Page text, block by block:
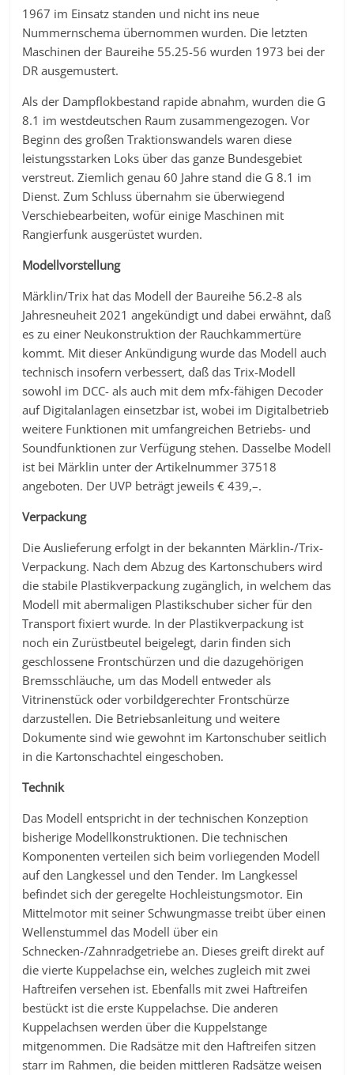
1967 im Einsatz standen und nicht ins neue
Nummernschema übernommen wurden. Die letzten
Maschinen der Baureihe 55.25-56 wurden 1973 bei der
DR ausgemustert.
Als der Dampflokbestand rapide abnahm, wurden die G
8.1 im westdeutschen Raum zusammengezogen. Vor
Beginn des großen Traktionswandels waren diese
leistungsstarken Loks über das ganze Bundesgebiet
verstreut. Ziemlich genau 60 Jahre stand die G 8.1 im
Dienst. Zum Schluss übernahm sie überwiegend
Verschiebearbeiten, wofür einige Maschinen mit
Rangierfunk ausgerüstet wurden.
Modellvorstellung
Märklin/Trix hat das Modell der Baureihe 56.2-8 als
Jahresneuheit 2021 angekündigt und dabei erwähnt, daß
es zu einer Neukonstruktion der Rauchkammertüre
kommt. Mit dieser Ankündigung wurde das Modell auch
technisch insofern verbessert, daß das Trix-Modell
sowohl im DCC- als auch mit dem mfx-fähigen Decoder
auf Digitalanlagen einsetzbar ist, wobei im Digitalbetrieb
weitere Funktionen mit umfangreichen Betriebs- und
Soundfunktionen zur Verfügung stehen. Dasselbe Modell
ist bei Märklin unter der Artikelnummer 37518
angeboten. Der UVP beträgt jeweils € 439,–.
Verpackung
Die Auslieferung erfolgt in der bekannten Märklin-/Trix-
Verpackung. Nach dem Abzug des Kartonschubers wird
die stabile Plastikverpackung zugänglich, in welchem das
Modell mit abermaligen Plastikschuber sicher für den
Transport fixiert wurde. In der Plastikverpackung ist
noch ein Zurüstbeutel beigelegt, darin finden sich
geschlossene Frontschürzen und die dazugehörigen
Bremsschläuche, um das Modell entweder als
Vitrinenstück oder vorbildgerechter Frontschürze
darzustellen. Die Betriebsanleitung und weitere
Dokumente sind wie gewohnt im Kartonschuber seitlich
in die Kartonschachtel eingeschoben.
Technik
Das Modell entspricht in der technischen Konzeption
bisherige Modellkonstruktionen. Die technischen
Komponenten verteilen sich beim vorliegenden Modell
auf den Langkessel und den Tender. Im Langkessel
befindet sich der geregelte Hochleistungsmotor. Ein
Mittelmotor mit seiner Schwungmasse treibt über einen
Wellenstummel das Modell über ein
Schnecken-/Zahnradgetriebe an. Dieses greift direkt auf
die vierte Kuppelachse ein, welches zugleich mit zwei
Haftreifen versehen ist. Ebenfalls mit zwei Haftreifen
bestückt ist die erste Kuppelachse. Die anderen
Kuppelachsen werden über die Kuppelstange
mitgenommen. Die Radsätze mit den Haftreifen sitzen
starr im Rahmen, die beiden mittleren Radsätze weisen